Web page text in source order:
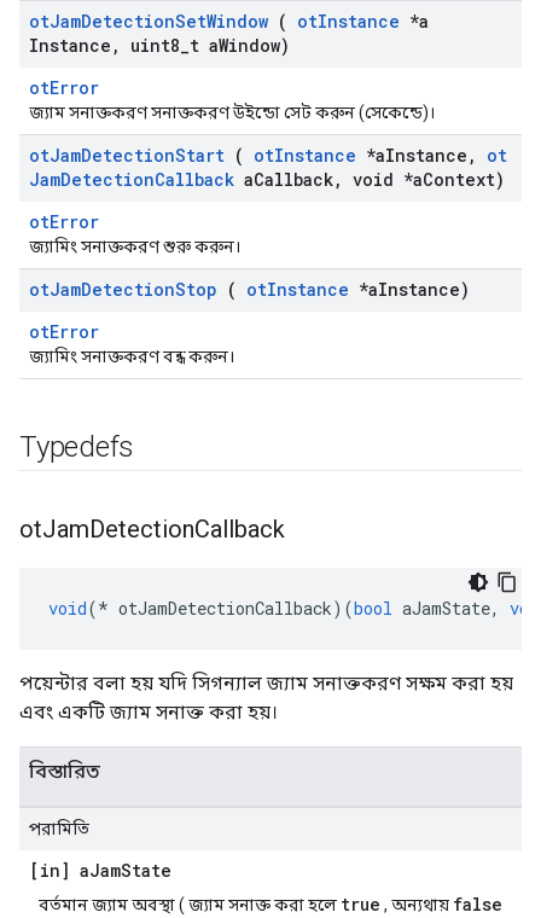
otJamDetectionSetWindow ( otInstance *a
Instance , uint8 t aWindow)
otError
জ্যাম সনাক্তকরণ সনাক্তকরণ উইন্ডো সেট করুন (সেকেন্ডে)।
otJamDetectionStart ( otInstance *aInstance ,
ot
JamDetectionCallback aCallback, void *aContext)
otError
জ্যামিং সনাক্তকরণ শুরু করুন।
otJamDetectionStop ( otInstance *aInstance)
otError
জ্যামিং সনাক্তকরণ বন্ধ করুন।
Typedefs
otJamDetectionCallback
void(* otJamDetectionCallback)(bool aJamState,
পয়েন্টার বলা হয় যদি সিগন্যাল জ্যাম সনাক্তকরণ সক্ষম করা হয়
এবং একটি জ্যাম সনাক্ত করা হয়।
বিস্তারিত
পরামিতি
[in] aJamState
বর্তমান জ্যাম অবস্থা ( জ্যাম সনাক্ত করা হলে true , অন্যথায় false